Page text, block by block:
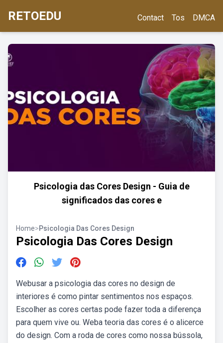
RETOEDU Contact Tos DMCA
Psicologia das Cores Design - Guia de
significados das cores e
Home>Psicologia Das Cores Design
Psicologia Das Cores Design
Webusar a psicologia das cores no design de
interiores é como pintar sentimentos nos espaços.
Escolher as cores certas pode fazer toda a diferença
para quem vive ou. Weba teoria das cores é o alicerce
do design. Com a roda de cores como nossa bússola,